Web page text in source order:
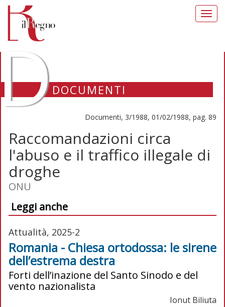
DOCUMENTI
Documenti, 3/1988, 01/02/1988, pag. 89
Raccomandazioni circa
l'abuso e il traffico illegale di
droghe
ONU
Leggi anche
Attualità, 2025-2
Romania - Chiesa ortodossa: le sirene
dell’estrema destra
Forti dell’inazione del Santo Sinodo e del
vento nazionalista
Ionut Biliuta